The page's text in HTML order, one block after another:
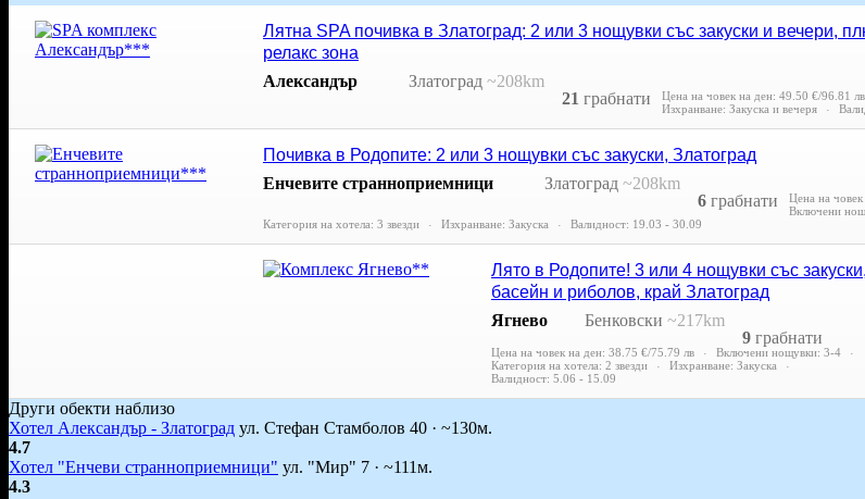
Лятна SPA почивка в Златоград: 2 или 3 нощувки със закуски и вечери,
релакс зона
Александър
Златоград ~208km
21 грабнати Цена на човек на ден: 49.50 €/96.81 лв
Изхранване: Закуска и вечеря
Почивка в Родопите: 2 или 3 нощувки със закуски, Златоград
Енчевите странноприемници
Златоград ~208km
6 грабнати Цена на човек
Включени
Категория на хотела: 3 звезди
Изхранване: Закуска Валидност: 19.03 - 30.09
Лято в Родопите! 3 или 4 нощувки със закуски,
басейн и риболов, край Златоград
Ягнево
Бенковски ~217km
9 грабнати
Цена на човек на ден: 38.75 €/75.79 лв
Включени нощувки: 3-4
Категория на хотела: 2 звезди
Изхранване: Закуска
Валидност: 5.06 - 15.09
Други обекти наблизо
Хотел Александър - Златоград ул. Стефан Стамболов 40 · ~130м.
4.7
Хотел "Енчеви странноприемници" ул. "Мир" 7 · ~111м.
4.3